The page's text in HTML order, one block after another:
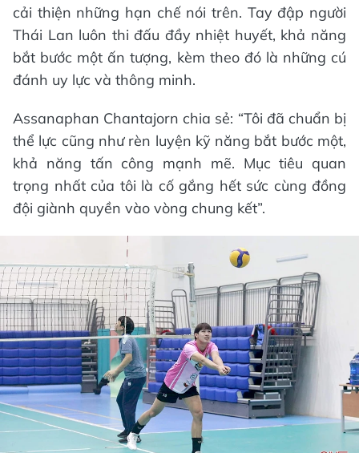
cải thiện những hạn chế nói trên. Tay đập người
Thái Lan luôn thi đấu đầy nhiệt huyết, khả năng
bắt bước một ấn tượng, kèm theo đó là những cú
đánh uy lực và thông minh.
Assanaphan Chantajorn chia sẻ: “Tôi đã chuẩn bị
thể lực cũng như rèn luyện kỹ năng bắt bước một,
khả năng tấn công mạnh mẽ. Mục tiêu quan
trọng nhất của tôi là cố gắng hết sức cùng đồng
đội giành quyền vào vòng chung kết”.